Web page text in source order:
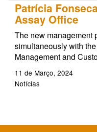
Patrícia
Assay Office
The new management
simultaneously with
Management and
11 de Março, 2024
Notícias